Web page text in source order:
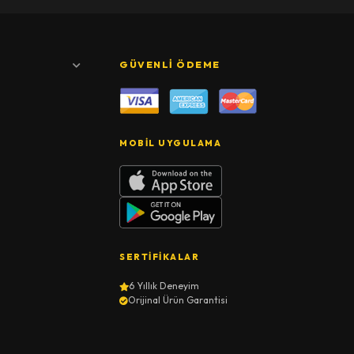
GÜVENLI ÖDEME
MOBIL UYGULAMA
SERTIFIKALAR
6 Yıllık Deneyim
Orijinal Ürün Garantisi